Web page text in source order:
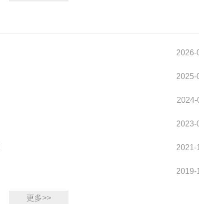
2026-
2025-
2024-
2023-
2021-
2019-
更多>>